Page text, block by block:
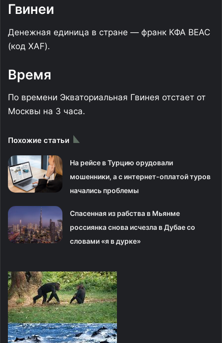
Гвинеи
Денежная единица в стране — франк КФА ВЕАС
(код XAF).
Время
По времени Экваториальная Гвинея отстает от
Москвы на 3 часа.
Похожие статьи
На рейсе в Турцию орудовали
мошенники, а с интернет-оплатой туров
начались проблемы
Спасенная из рабства в Мьянме
россиянка снова исчезла в Дубае со
словами «я в дурке»